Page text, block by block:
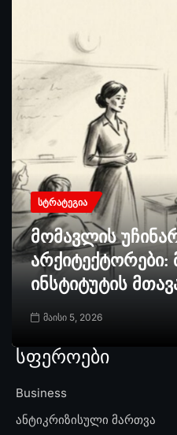
ᲡᲢᲠᲐᲢᲔᲒᲘᲐ
მომავლის
არქიტექტორები:
ინსტიტუტის
მაისი 5, 2026
სფეროები
Business
ანტიკრიზისული მართვა